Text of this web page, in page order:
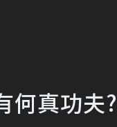
真功夫?